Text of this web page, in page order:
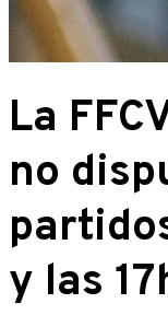
La
no
y las